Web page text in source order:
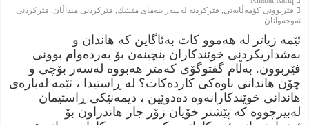
فێربوونی كۆمەڵایەتی, فێركردنە لەسەر بنەماى مێشك, فێركردنى منداڵان, فێركردنى
نەوجەوانان
ئێمه‌ زياتر له‌ هه‌موو كات به‌ئاگاين كه‌ هاندان و
به‌شداريكردنى خوێندكاران بنچينه‌ن بۆ به‌رده‌وام بوونى
فێربوون. به‌ڵام گفتوگۆى كه‌متر هه‌بووه‌ له‌سه‌ر بۆچى و
چۆن هاندانى ناوه‌كى كارده‌كات؟ له‌ ڕاستيدا ، ئێمه‌ له‌باره‌ى
هاندانى خوێندكارانه‌وه‌ ده‌دوێين ، ديمه‌نێكى ڕاستيمان
له‌بيرچووه‌ كه‌ پێشتر خۆيان زۆر جار هاندراون بۆ